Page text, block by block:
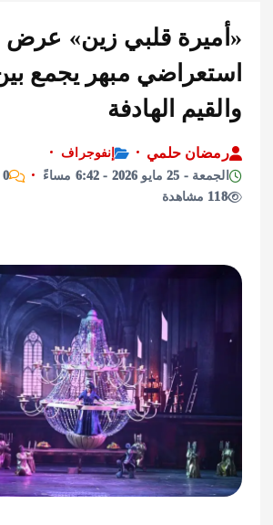
التحرير:مني
قلبي زين» عرض
مبهر يجمع بين
الهادفة
حلمي
إنفوجراف
2026 - 6:42 مساءً
0 تعليقات